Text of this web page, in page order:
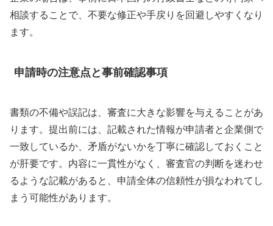
相談することで、不要な修正や手戻りを回避しやすくなり
ます。
申請時の注意点と事前確認事項
書類の不備や誤記は、審査に大きな影響を与えることがあ
ります。提出前には、記載された情報が申請者と企業側で
一致しているか、矛盾がないかを丁寧に確認しておくこと
が肝要です。内容に一貫性がなく、審査官の判断を迷わせ
るような記載があると、申請全体の信頼性が損なわれてし
まう可能性があります。